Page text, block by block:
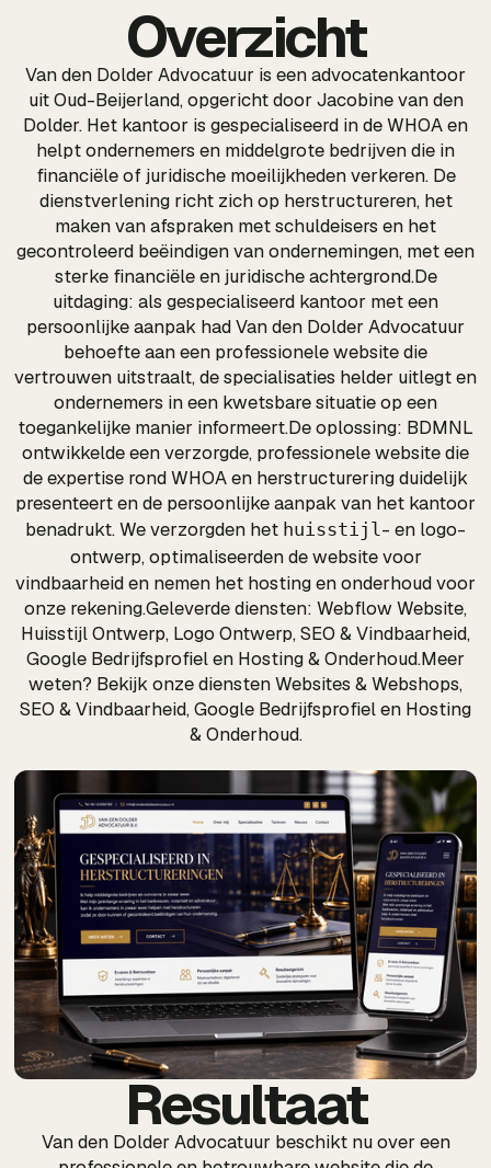
Overzicht
Van den Dolder Advocatuur is een advocatenkantoor
uit Oud-Beijerland, opgericht door Jacobine van den
Dolder. Het kantoor is gespecialiseerd in de WHOA en
helpt ondernemers en middelgrote bedrijven die in
financiële of juridische moeilijkheden verkeren. De
dienstverlening richt zich op herstructureren, het
maken van afspraken met schuldeisers en het
gecontroleerd beëindigen van ondernemingen, met een
sterke financiële en juridische achtergrond.De
uitdaging: als gespecialiseerd kantoor met een
persoonlijke aanpak had Van den Dolder Advocatuur
behoefte aan een professionele website die
vertrouwen uitstraalt, de specialisaties helder uitlegt en
ondernemers in een kwetsbare situatie op een
toegankelijke manier informeert.De oplossing: BDMNL
ontwikkelde een verzorgde, professionele website die
de expertise rond WHOA en herstructurering duidelijk
presenteert en de persoonlijke aanpak van het kantoor
benadrukt. We verzorgden het huisstijl- en logo-
ontwerp, optimaliseerden dewebsitevoor
vindbaarheid en nemen het hostingen onderhoud voor
onze rekening.Geleverde diensten: Webflow Website,
Huisstijl Ontwerp, Logo Ontwerp, SEO & Vindbaarheid,
Google Bedrijfsprofiel en Hosting & Onderhoud.Meer
weten? Bekijk onze diensten Websites & Webshops,
SEO & Vindbaarheid, Google Bedrijfsprofiel en Hosting
& Onderhoud.
Resultaat
Van den Dolder Advocatuur beschikt nu over een